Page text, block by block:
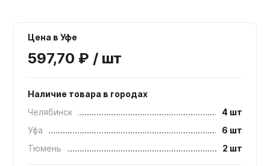
Цена в Уфе
597,70 ₽ / шт
Наличие товара в городах
Челябинск
4 шт
Уфа
6 шт
Тюмень
2 шт